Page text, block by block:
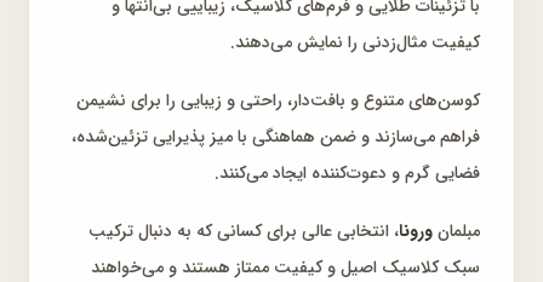
با تزئینات طلایی و فرم‌های کلاسیک، زیباییی بی‌انتها و
کیفیت مثال‌زدنی را نمایش می‌دهند.
کوسن‌های متنوع و بافت‌دار، راحتی و زیبایی را برای نشیمن
فراهم می‌سازند و ضمن هماهنگی با میز پذیرایی تزئین‌شده،
فضایی گرم و دعوت‌کننده ایجاد می‌کنند.
مبلمانورونا، انتخابی عالی برای کسانی که به دنبال ترکیب
سبک کلاسیک اصیل و کیفیت ممتاز هستند و می‌خواهند